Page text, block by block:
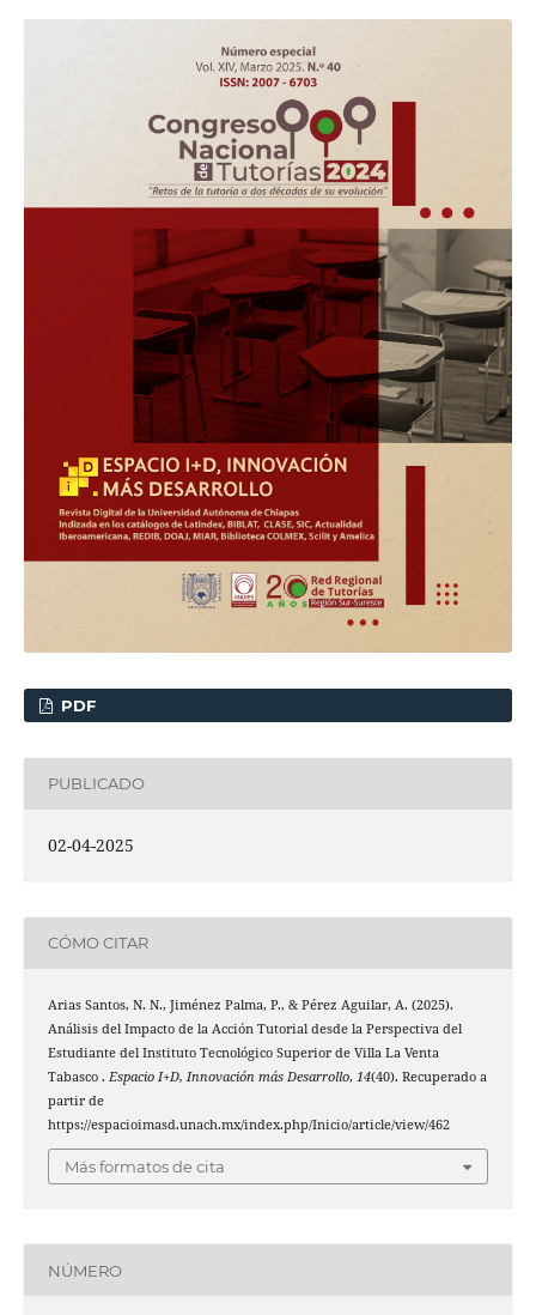
PDF
PUBLICADO
02-04-2025
CÓMO CITAR
Arias Santos, N. N., Jiménez Palma, P., & Pérez Aguilar, A. (2025).
Análisis del Impacto de la Acción Tutorial desde la Perspectiva del
Estudiante del Instituto Tecnológico Superior de Villa La Venta
Tabasco . Espacio I+D, Innovación más Desarrollo, 14(40). Recuperado a
partir de
https://espacioimasd.unach.mx/index.php/Inicio/article/view/462
Más formatos de cita
NÚMERO